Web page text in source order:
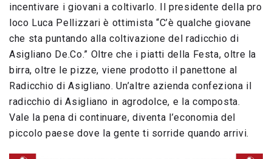
incentivare i giovani a coltivarlo. Il presidente della pro
loco Luca Pellizzari è ottimista “C’è qualche giovane
che sta puntando alla coltivazione del radicchio di
Asigliano De.Co.” Oltre che i piatti della Festa, oltre la
birra, oltre le pizze, viene prodotto il panettone al
Radicchio di Asigliano. Un’altre azienda confeziona il
radicchio di Asigliano in agrodolce, e la composta.
Vale la pena di continuare, diventa l’economia del
piccolo paese dove la gente ti sorride quando arrivi.